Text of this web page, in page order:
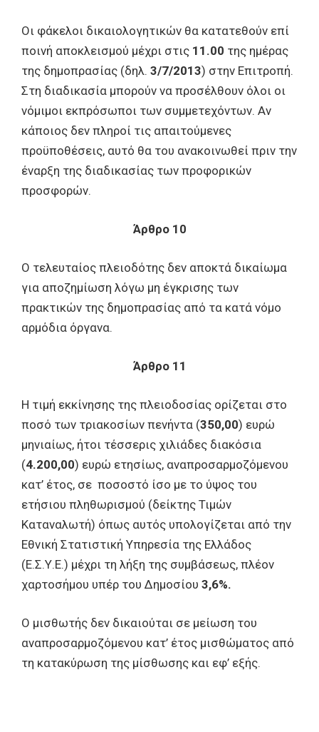
Οι φάκελοι δικαιολογητικών θα κατατεθούν επί
ποινή αποκλεισμού μέχρι στις 11.00 της ημέρας
της δημοπρασίας (δηλ. 3/7/2013) στην Επιτροπή.
Στη διαδικασία μπορούν να προσέλθουν όλοι οι
νόμιμοι εκπρόσωποι των συμμετεχόντων. Αν
κάποιος δεν πληροί τις απαιτούμενες
προϋποθέσεις, αυτό θα του ανακοινωθεί πριν την
έναρξη της διαδικασίας των προφορικών
προσφορών.
Άρθρο 10
Ο τελευταίος πλειοδότης δεν αποκτά δικαίωμα
για αποζημίωση λόγω μη έγκρισης των
πρακτικών της δημοπρασίας από τα κατά νόμο
αρμόδια όργανα.
Άρθρο 11
Η τιμή εκκίνησης της πλειοδοσίας ορίζεται στο
ποσό των τριακοσίων πενήντα (350,00) ευρώ
μηνιαίως, ήτοι τέσσερις χιλιάδες διακόσια
(4.200,00) ευρώ ετησίως, αναπροσαρμοζόμενου
κατ’ έτος, σε ποσοστό ίσο με το ύψος του
ετήσιου πληθωρισμού (δείκτης Τιμών
Καταναλωτή) όπως αυτός υπολογίζεται από την
Εθνική Στατιστική Υπηρεσία της Ελλάδος
(Ε.Σ.Υ.Ε.) μέχρι τη λήξη της συμβάσεως, πλέον
χαρτοσήμου υπέρ του Δημοσίου 3,6%.
Ο μισθωτής δεν δικαιούται σε μείωση του
αναπροσαρμοζόμενου κατ’ έτος μισθώματος από
τη κατακύρωση της μίσθωσης και εφ’ εξής.